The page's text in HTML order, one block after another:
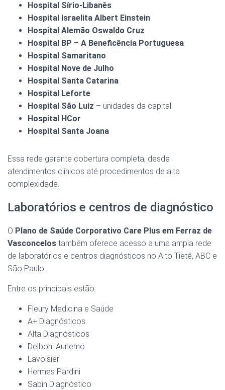
Hospital Sírio-Libanês
Hospital Israelita Albert Einstein
Hospital Alemão Oswaldo Cruz
Hospital BP – A Beneficência Portuguesa
Hospital Samaritano
Hospital Nove de Julho
Hospital Santa Catarina
Hospital Leforte
Hospital São Luiz – unidades da capital
Hospital HCor
Hospital Santa Joana
Essa rede garante cobertura completa, desde
atendimentos clínicos até procedimentos de alta
complexidade.
Laboratórios e centros de diagnóstico
O Plano de Saúde Corporativo Care Plus em Ferraz de
Vasconcelos também oferece acesso a uma ampla rede
de laboratórios e centros diagnósticos no Alto Tietê, ABC e
São Paulo.
Entre os principais estão:
Fleury Medicina e Saúde
A+ Diagnósticos
Alta Diagnósticos
Delboni Auriemo
Lavoisier
Hermes Pardini
Sabin Diagnóstico